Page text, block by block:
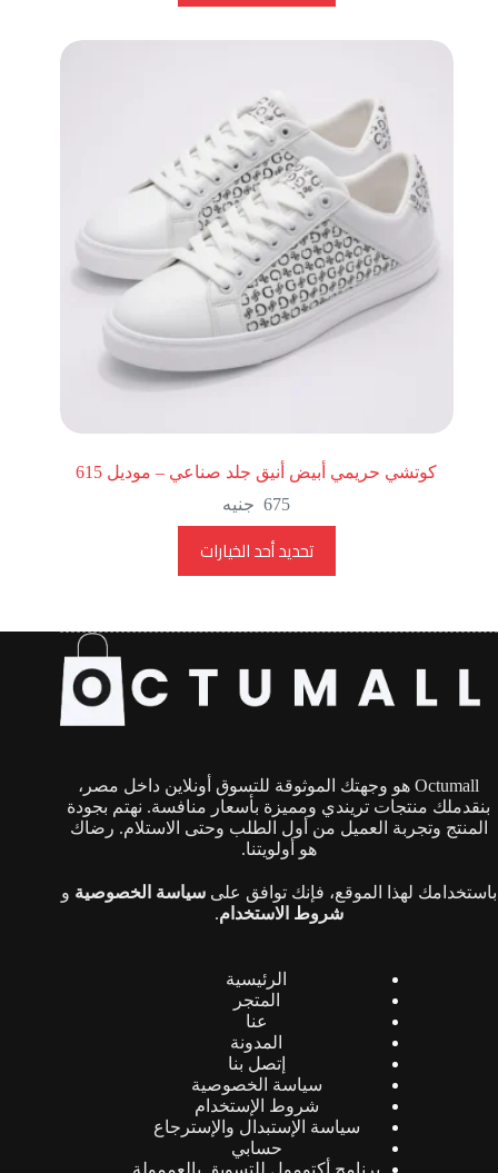
كوتشي حريمي أبيض أنيق جلد صناعي – موديل 615
675 جنيه
تحديد أحد الخيارات
Octumall هو وجهتك الموثوقة للتسوق أونلاين داخل مصر،
بنقدملك منتجات تريندي ومميزة بأسعار منافسة. نهتم بجودة
المنتج وتجربة العميل من أول الطلب وحتى الاستلام. رضاك
هو أولويتنا.
باستخدامك لهذا الموقع، فإنك توافق علىسياسة الخصوصية و
شروط الاستخدام.
الرئيسية
المتجر
عنا
المدونة
إتصل بنا
سياسة الخصوصية
شروط الإستخدام
سياسة الإستبدال والإسترجاع
حسابي
برنامج أكتومول للتسويق بالعممولة